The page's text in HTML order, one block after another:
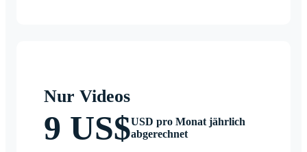
Nur Videos
9 US$USD pro Monat jährlich
abgerechnet